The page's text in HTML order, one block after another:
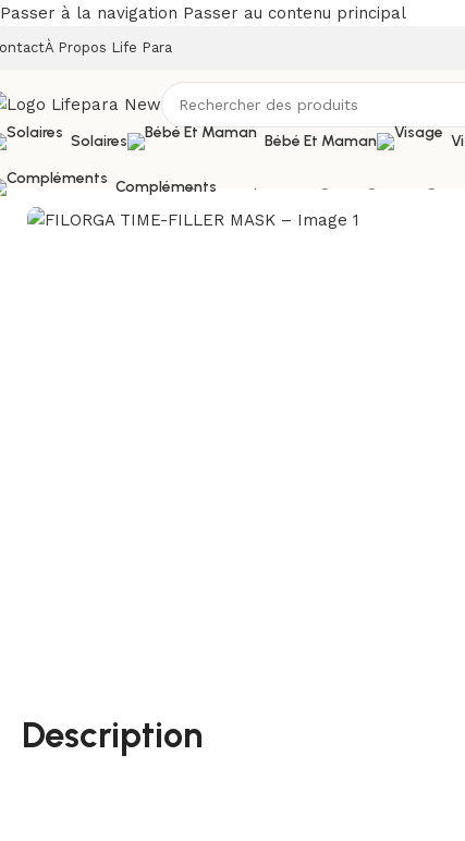
Passer à la navigation Passer au contenu principal
À Propos Life Para
Solaires
Bébé Et Maman
Compléments
Accueil/Boutique/Visage/Masques visage et gommage
Description